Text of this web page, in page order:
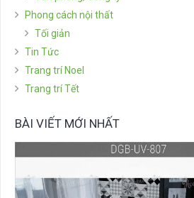
Phong cách nội thất
Tối giản
Tin Tức
Trang trí Noel
Trang trí Tết
BÀI VIẾT MỚI NHẤT